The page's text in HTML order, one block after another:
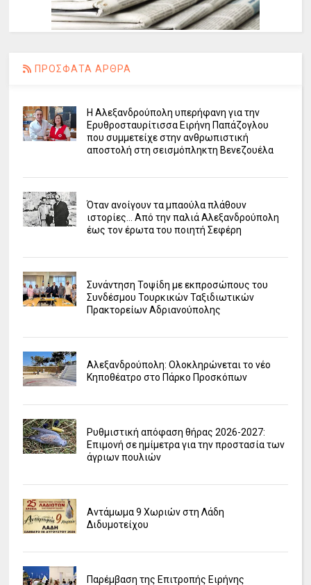
ΠΡΟΣΦΑΤΑ ΑΡΘΡΑ
Η Αλεξανδρούπολη υπερήφανη για την
Ερυθροσταυρίτισσα Ειρήνη Παπάζογλου
που συμμετείχε στην ανθρωπιστική
αποστολή στη σεισμόπληκτη Βενεζουέλα
Όταν ανοίγουν τα μπαούλα πλάθουν
ιστορίες... Από την παλιά Αλεξανδρούπολη
έως τον έρωτα του ποιητή Σεφέρη
Συνάντηση Τοψίδη με εκπροσώπους του
Συνδέσμου Τουρκικών Ταξιδιωτικών
Πρακτορείων Αδριανούπολης
Αλεξανδρούπολη: Ολοκληρώνεται το νέο
Κηποθέατρο στο Πάρκο Προσκόπων
Ρυθμιστική απόφαση θήρας 2026-2027:
Επιμονή σε ημίμετρα για την προστασία των
άγριων πουλιών
Αντάμωμα 9 Χωριών στη Λάδη
Διδυμοτείχου
Παρέμβαση της Επιτροπής Ειρήνης